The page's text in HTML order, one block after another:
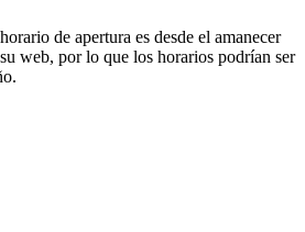
de apertura es desde el amanecer
web, por lo que los horarios podrían ser